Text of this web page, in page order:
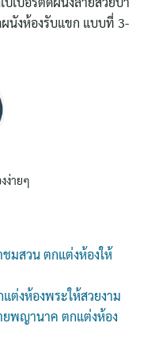
นังห้องรับแขก แบบที่ 3-
ง่ายๆ
มสวน ตกแต่งห้องให้
ต่งห้องพระให้สวยงาม
ยพญานาค ตกแต่งห้อง